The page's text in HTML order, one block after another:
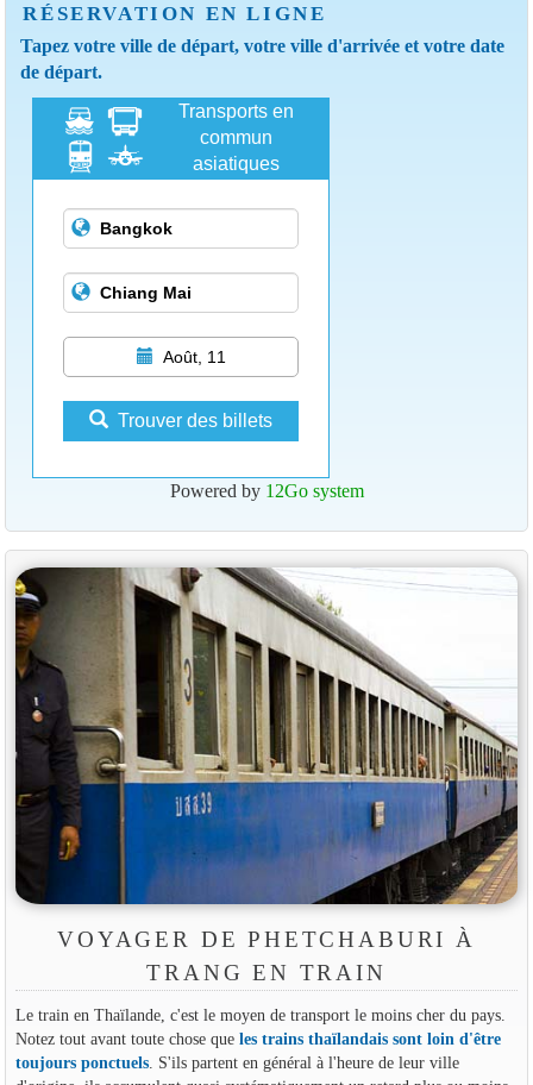
RÉSERVATION EN LIGNE
Tapez votre ville de départ, votre ville d'arrivée et votre date
de départ.
Transports en
commun
asiatiques
Août, 11
Trouver des billets
Powered by 12Go system
VOYAGER DE PHETCHABURI À
TRANG EN TRAIN
Le train en Thaïlande, c'est le moyen de transport le moins cher du pays.
Notez tout avant toute chose que les trains thaïlandais sont loin d'être
toujours ponctuels. S'ils partent en général à l'heure de leur ville